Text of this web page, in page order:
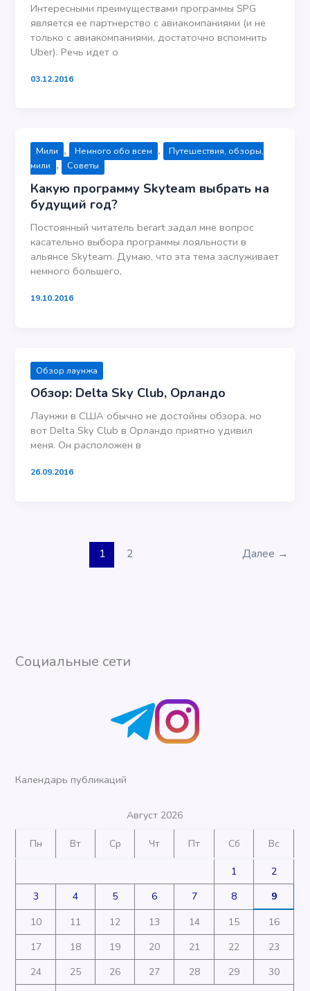
Интересными преимуществами программы SPG
является ее партнерство с авиакомпаниями (и не
только с авиакомпаниями, достаточно вспомнить
Uber). Речь идет о
03.12.2016
Мили , Немного обо всем ,
Путешествия, обзоры,
мили , Советы
Какую программу Skyteam выбрать на
будущий год?
Постоянный читатель berart задал мне вопрос
касательно выбора программы лояльности в
альянсе Skyteam. Думаю, что эта тема заслуживает
немного большего,
19.10.2016
Обзор лаунжа
Обзор: Delta Sky Club, Орландо
Лаунжи в США обычно не достойны обзора, но
вот Delta Sky Club в Орландо приятно удивил
меня. Он расположен в
26.09.2016
1 2 Далее →
Социальные сети
Календарь публикаций
Август 2026
Пн Вт Ср Чт Пт Сб Вс
1
2
3
4 5 6 7 8
9
10
11 12 13 14 15
16
17
18 19 20 21 22
23
24
25 26 27 28 29
30